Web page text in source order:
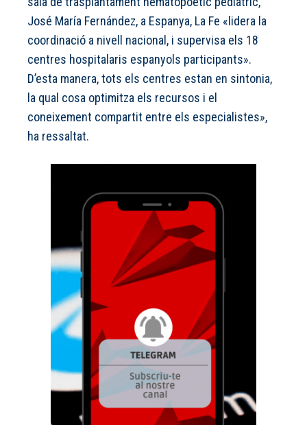
José María Fernández, a Espanya, La Fe «lidera la
coordinació a nivell nacional, i supervisa els 18
centres hospitalaris espanyols participants».
D’esta manera, tots els centres estan en sintonia,
la qual cosa optimitza els recursos i el
coneixement compartit entre els especialistes»,
ha ressaltat.